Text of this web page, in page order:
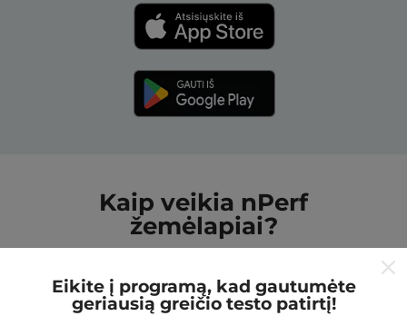
Kaip veikia nPerf
žemėlapiai?
Eikite į programą, kad gautumėte
geriausią greičio testo patirtį!